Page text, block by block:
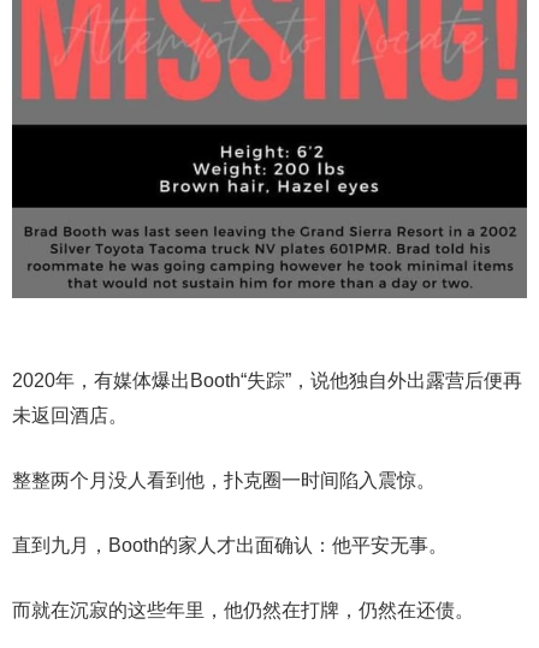
2020年，有媒体爆出Booth“失踪”，说他独自外出露营后便再
未返回酒店。
整整两个月没人看到他，扑克圈一时间陷入震惊。
直到九月，Booth的家人才出面确认：他平安无事。
而就在沉寂的这些年里，他仍然在打牌，仍然在还债。